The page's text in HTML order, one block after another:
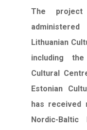
The
Lithuanian
including
Cultural
Estonian
has received
Nordic-